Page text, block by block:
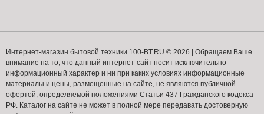
Интернет-магазин бытовой техники 100-BT.RU © 2026 | Обращаем Ваше
внимание на то, что данный интернет-сайт носит исключительно
информационный характер и ни при каких условиях информационные
материалы и цены, размещенные на сайте, не являются публичной
офертой, определяемой положениями Статьи 437 Гражданского кодекса
РФ. Каталог на сайте не может в полной мере передавать достоверную